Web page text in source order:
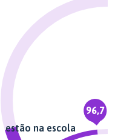
estão na escola
96,7